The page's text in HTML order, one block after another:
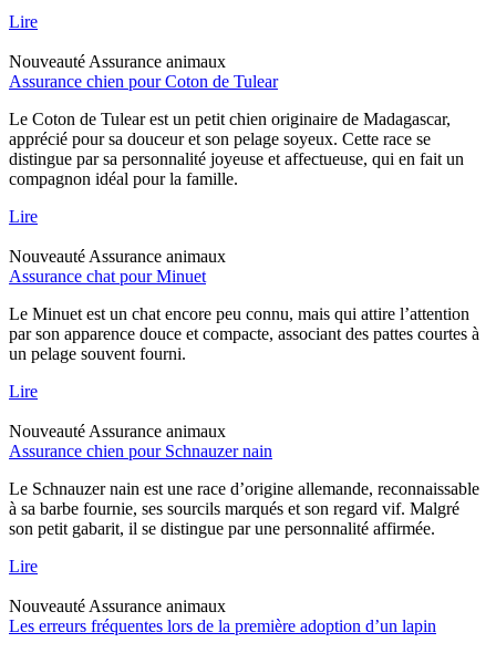
Lire
Nouveauté Assurance animaux
Assurance chien pour Coton de Tulear
Le Coton de Tulear est un petit chien originaire de Madagascar,
apprécié pour sa douceur et son pelage soyeux. Cette race se
distingue par sa personnalité joyeuse et affectueuse, qui en fait un
compagnon idéal pour la famille.
Lire
Nouveauté Assurance animaux
Assurance chat pour Minuet
Le Minuet est un chat encore peu connu, mais qui attire l’attention
par son apparence douce et compacte, associant des pattes courtes à
un pelage souvent fourni.
Lire
Nouveauté Assurance animaux
Assurance chien pour Schnauzer nain
Le Schnauzer nain est une race d’origine allemande, reconnaissable
à sa barbe fournie, ses sourcils marqués et son regard vif. Malgré
son petit gabarit, il se distingue par une personnalité affirmée.
Lire
Nouveauté Assurance animaux
Les erreurs fréquentes lors de la première adoption d’un lapin